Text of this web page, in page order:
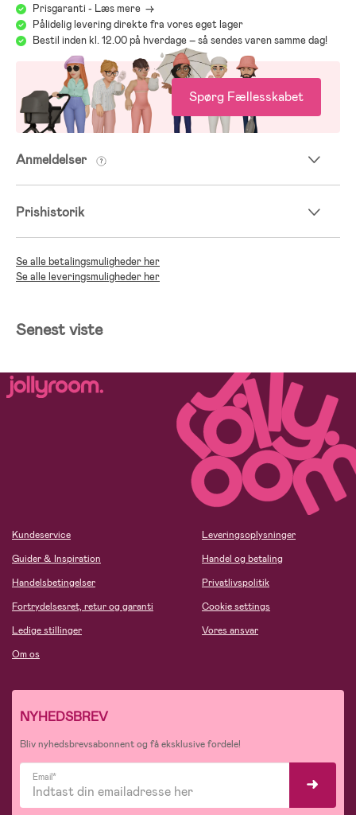
Prisgaranti - Læs mere ->
Pålidelig levering direkte fra vores eget lager
Bestil inden kl. 12.00 på hverdage – så sendes varen samme dag!
Spørg Fællesskabet
Anmeldelser
Prishistorik
Se alle betalingsmuligheder her
Se alle leveringsmuligheder her
Senest viste
Kundeservice
Guider & Inspiration
Handelsbetingelser
Fortrydelsesret, retur og garanti
Ledige stillinger
Om os
Leveringsoplysninger
Handel og betaling
Privatlivspolitik
Cookie settings
Vores ansvar
NYHEDSBREV
Bliv nyhedsbrevsabonnent og få eksklusive fordele!
Email*